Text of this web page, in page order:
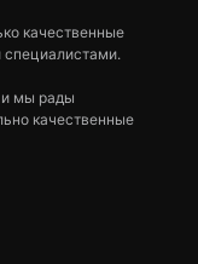
качественные
и мы рады
качественные